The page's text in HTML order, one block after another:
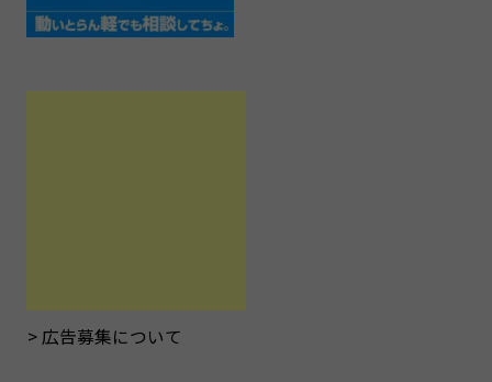
広告募集について